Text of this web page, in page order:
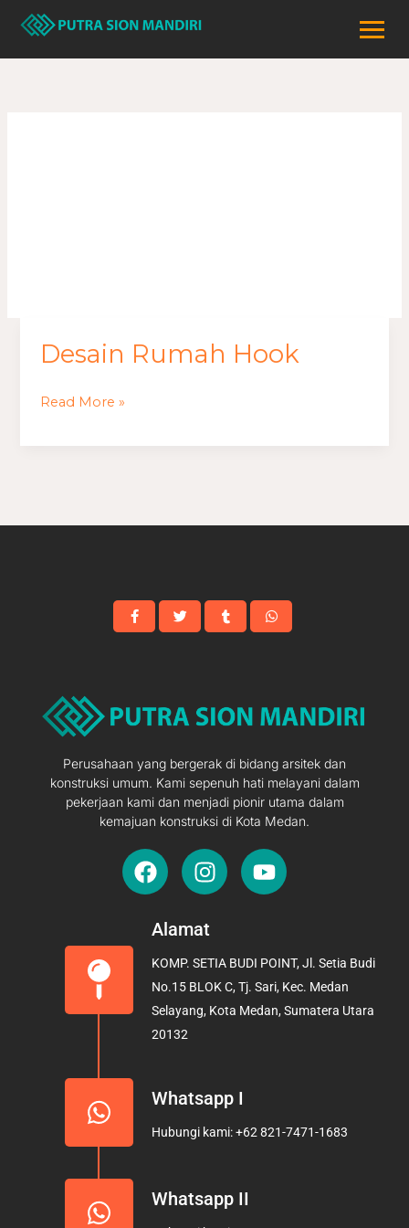
Lewati
konten
Desain Rumah Hook
Desain
Hook
Read More »
Perusahaan yang bergerak di bidang arsitek dan
konstruksi umum. Kami sepenuh hati melayani dalam
pekerjaan kami dan menjadi pionir utama dalam
kemajuan konstruksi di Kota Medan.
F
a
e
o
o
k
I
n
t
g
r
a
Y
o
b
e
Alamat
KOMP. SETIA BUDI POINT, Jl. Setia Budi
No.15 BLOK C, Tj. Sari, Kec. Medan
Selayang, Kota Medan, Sumatera Utara
20132
Whatsapp I
Hubungi kami: +62 821-7471-1683
Whatsapp II